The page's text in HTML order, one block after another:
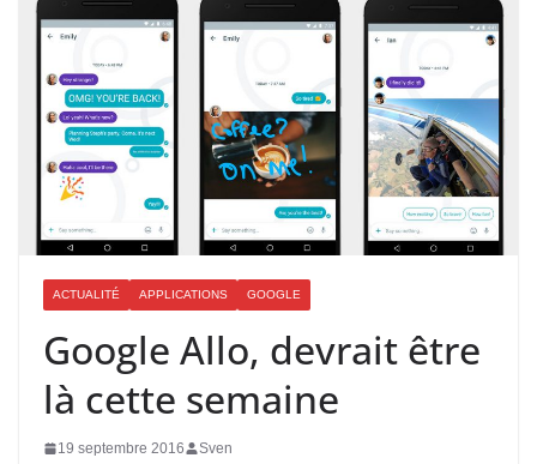
ACTUALITÉ APPLICATIONS GOOGLE
Google Allo, devrait être
là cette semaine
19 septembre 2016 Sven